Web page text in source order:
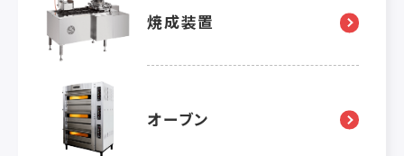
焼成装置
オーブン